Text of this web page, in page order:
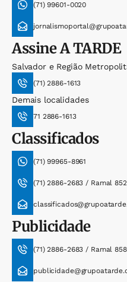
(71) 99601-0020
AssineA TARDE
Salvador e Região
(71) 2886-1613
Demais localidades
71 2886-1613
Classificados
(71) 99965-8961
(71) 2886-2683 / Ramal
Publicidade
(71) 2886-2683 / Ramal